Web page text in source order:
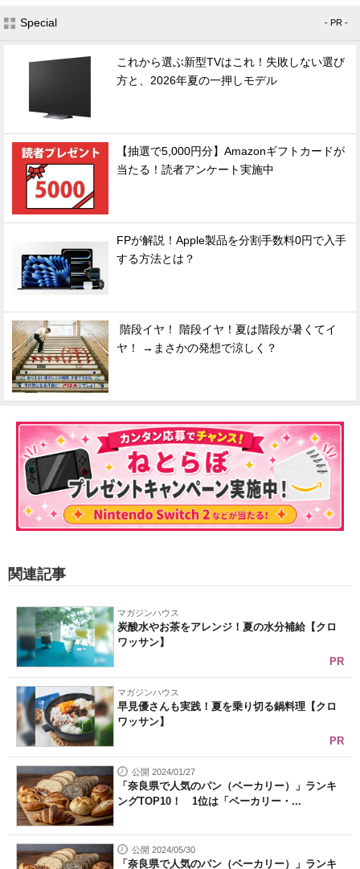
Special - PR -
これから選ぶ新型TVはこれ！失敗しない選び
方と、2026年夏の一押しモデル
【抽選で5,000円分】Amazonギフトカードが
当たる！読者アンケート実施中
FPが解説！Apple製品を分割手数料0円で入手
する方法とは？
階段イヤ！ 階段イヤ！夏は階段が暑くてイ
ヤ！ →まさかの発想で涼しく？
関連記事
マガジンハウス
炭酸水やお茶をアレンジ！夏の水分補給【クロ
ワッサン】
PR
マガジンハウス
早見優さんも実践！夏を乗り切る鍋料理【クロ
ワッサン】
PR
公開 2024/01/27
「奈良県で人気のパン（ベーカリー）」ランキ
ングTOP10！ 1位は「ベーカリー・...
公開 2024/05/30
「奈良県で人気のパン（ベーカリー）」ランキ